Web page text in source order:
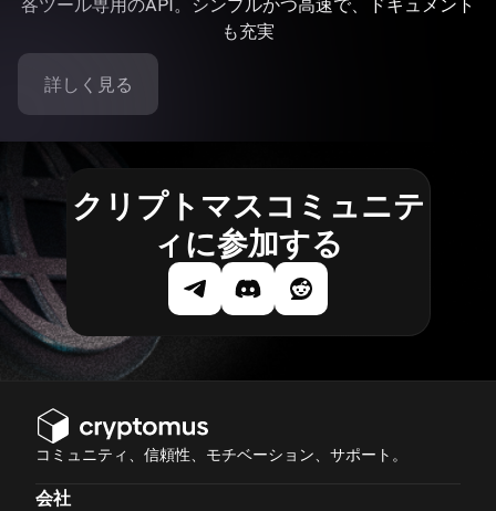
各ツール専用のAPI。シンプルかつ高速で、ドキュメント
も充実
詳しく見る
クリプトマスコミュニテ
ィに参加する
コミュニティ、信頼性、モチベーション、サポート。
会社